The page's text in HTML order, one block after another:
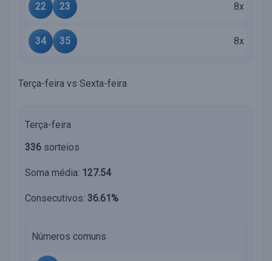
22 23 8x
34 35 8x
Terça-feira vs Sexta-feira
Terça-feira
336 sorteios
Soma média: 127.54
Consecutivos: 36.61%
Números comuns